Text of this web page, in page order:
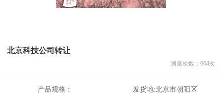
北京科技公司转让
浏览次数： 664次
产品规格： 发货地:北京市朝阳区